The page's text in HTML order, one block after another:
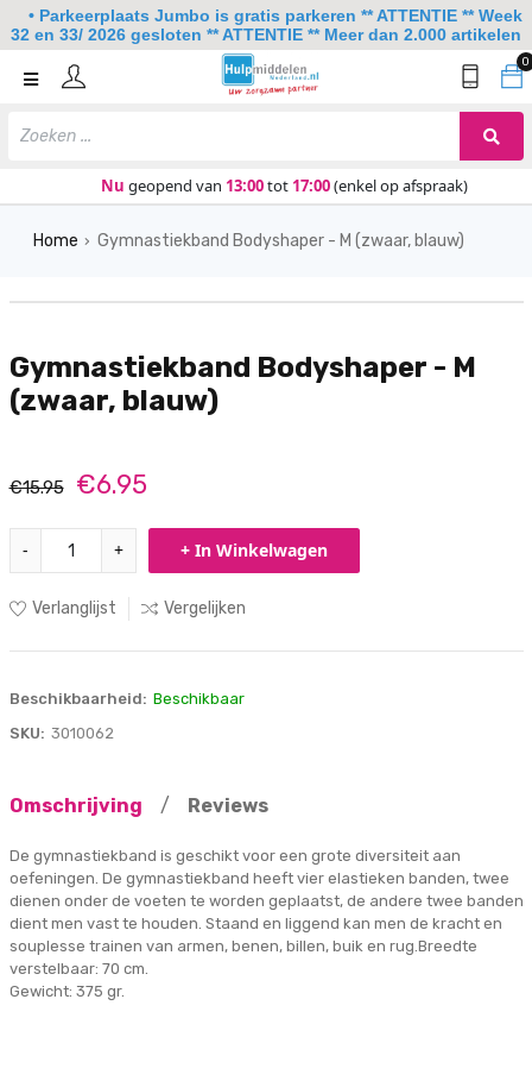
0
Nu geopend van 13:00tot 17:00(enkel op afspraak)
Home
Meer
Over ons
Home › Gymnastiekband Bodyshaper - M (zwaar, blauw)
Gymnastiekband Bodyshaper - M
(zwaar, blauw)
€15.95 €6.95
- + + In Winkelwagen
Verlanglijst Vergelijken
Beschikbaarheid: Beschikbaar
SKU: 3010062
Omschrijving / Reviews
De gymnastiekband is geschikt voor een grote diversiteit aan
oefeningen. De gymnastiekband heeft vier elastieken banden, twee
dienen onder de voeten te worden geplaatst, de andere twee banden
dient men vast te houden. Staand en liggend kan men de kracht en
souplesse trainen van armen, benen, billen, buik en rug.Breedte
verstelbaar: 70 cm.
Gewicht: 375 gr.
• Parkeerplaats Jumbo is gratis parkeren ** ATTENTIE ** Week
32 en 33/ 2026 gesloten ** ATTENTIE ** Meer dan 2.000 artikelen